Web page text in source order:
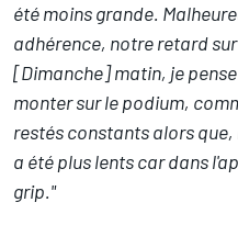
été moins grande.
adhérence, notre retard
[Dimanche] matin, je
monter sur le podium,
restés constants alors
a été plus lents car dans
grip."